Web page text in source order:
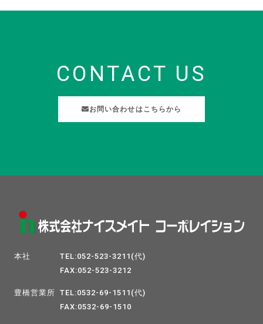
CONTACT US
お問い合わせはこちらから
本社 TEL:052-523-3211(代)
FAX:052-523-3212
豊橋営業所 TEL:0532-69-1511(代)
FAX:0532-69-1510